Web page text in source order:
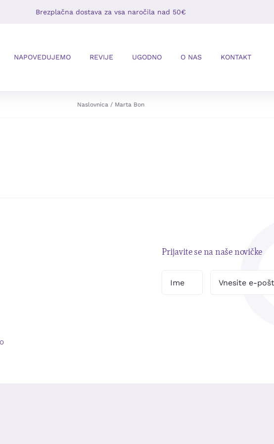
Brezplačna dostava za vsa naročila nad 50€
NAPOVEDUJEMO REVIJE UGODNO O NAS KONTAKT
Naslovnica Marta Bon
Prijavite se na naše novičke